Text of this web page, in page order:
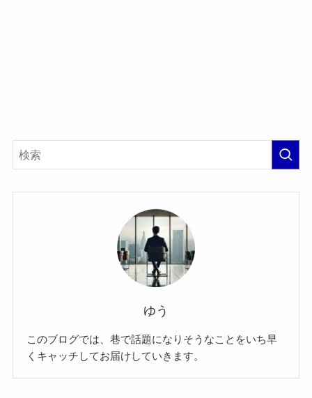
ゆう
このブログでは、巷で話題になりそうなことをいち早
くキャッチしてお届けしていきます。